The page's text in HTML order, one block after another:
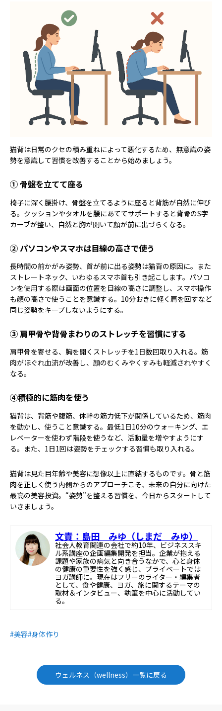
猫背は日常のクセの積み重ねによって悪化するため、無意識の姿
勢を意識して習慣を改善することから始めましょう。
① 骨盤を立てて座る
椅子に深く腰掛け、骨盤を立てるように座ると背筋が自然に伸び
る。クッションやタオルを腰にあててサポートすると背骨のS字
カーブが整い、自然と胸が開いて顔が前に出づらくなる。
② パソコンやスマホは目線の高さで使う
長時間の前かがみ姿勢、首が前に出る姿勢は猫背の原因に。また
ストレートネック、いわゆるスマホ首も引き起こします。パソコ
ンを使用する際は画面の位置を目線の高さに調整し、スマホ操作
も顔の高さで使うことを意識する。10分おきに軽く肩を回すなど
同じ姿勢をキープしないようにする。
③ 肩甲骨や背骨まわりのストレッチを習慣にする
肩甲骨を寄せる、胸を開くストレッチを1日数回取り入れる。筋
肉がほぐれ血流が改善し、顔のむくみやくすみも軽減されやすく
なる。
④積極的に筋肉を使う
猫背は、背筋や腹筋、体幹の筋力低下が関係しているため、筋肉
を動かし、使うこと意識する。最低1日10分のウォーキング、エ
レベーターを使わず階段を使うなど、活動量を増やすようにす
る。また、1日1回は姿勢をチェックする習慣も取り入れる。
猫背は見た目年齢や美容に想像以上に直結するものです。骨と筋
肉を正しく使う内側からのアプローチこそ、未来の自分に向けた
最高の美容投資。“姿勢”を整える習慣を、今日からスタートして
いきましょう。
文責：島田 みゆ（しまだ みゆ）
社会人教育関連の会社で約10年、ビジネススキ
ル系講座の企画編集開発を担当。企業が抱える
課題や家族の病気と向き合うなかで、心と身体
の健康の重要性を強く感じ、プライベートでは
ヨガ講師に。現在はフリーのライター・編集者
として、食や健康、ヨガ、旅に関するテーマの
取材＆インタビュー、執筆を中心に活動してい
る。
#美容#身体作り
ウェルネス（wellness）一覧に戻る